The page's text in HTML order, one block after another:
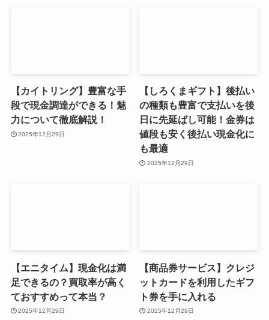
【カイトリング】豊富な手
段で現金調達ができる！魅
力について徹底解説！
2025年12月29日
【しろくまギフト】後払い
の種類も豊富で支払いを後
日に先延ばし可能！金券は
値段も安く後払い現金化に
も最適
2025年12月29日
【エニタイム】現金化は満
足できるの？買取率が高く
ておすすめって本当？
2025年12月29日
【商品券サービス】クレジ
ットカードを利用したギフ
ト券を手に入れる
2025年12月29日